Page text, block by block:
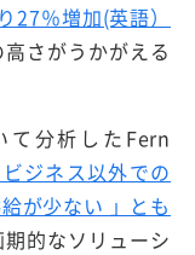
27％増加(英語）
さがうかがえる
て分析したFern
ジネス以外での
が少ない 」とも
的なソリューシ